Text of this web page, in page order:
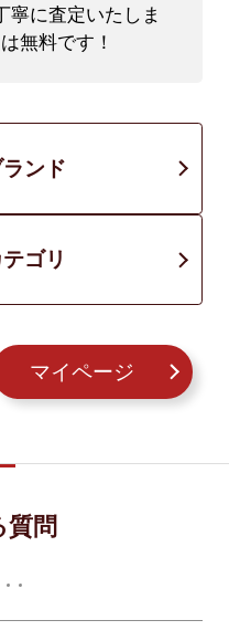
寧に査定いたしま
無料です！
ンド
ゴリ
マイページ
質問